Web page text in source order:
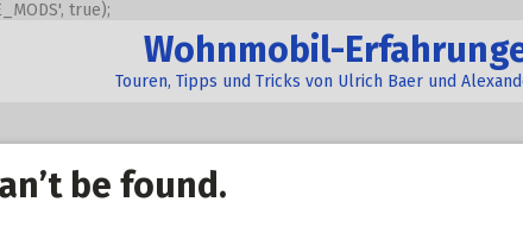
true);
Wohnmobil-
Touren, Tipps und Tricks von Ulrich Baer und
be found.